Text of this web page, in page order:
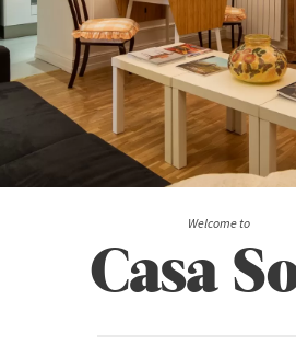
Welcome to
Casa